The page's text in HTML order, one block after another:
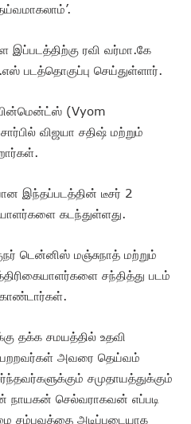
ரவி வர்மா.கே
படத்தொகுப்பு செய்துள்ளார்.
(Vyom
விஜயா சதிஷ் மற்றும்
இந்தப்படத்தின் டீசர் 2
கடந்துள்ளது.
டென்னிஸ் மஞ்சுநாத் மற்றும்
சந்தித்து படம்
தக்க சமயத்தில் உதவி
அவரை தெய்வம்
சமுதாயத்துக்கும்
செல்வராகவன் எப்படி
சம்பவத்தை அடிப்படையாக